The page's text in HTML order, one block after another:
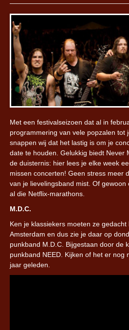
Met een festivalseizoen dat al in
programmering van vele popzalen tot
snappen wij dat het lastig is om je
date te houden. Gelukkig biedt Never
de duisternis: hier lees je elke week
missen concerten! Geen stress meer
van je lievelingsband mist. Of
al die Netflix-marathons.
M.D.C.
Ken je klassiekers moeten ze
Amsterdam en dus zie je daar op
punkband M.D.C. Bijgestaan door de
punkband NEED. Kijken of het er nog
jaar geleden.